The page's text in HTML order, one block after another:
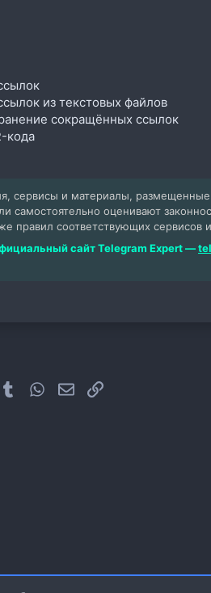
из текстовых файлов
сокращённых ссылок
кода
сервисы и материалы,
самостоятельно оценивают
правил соответствующих сервисов
сайт Telegram Expert —
TumblrWhatsAppЭлектронная почта
Ссылка